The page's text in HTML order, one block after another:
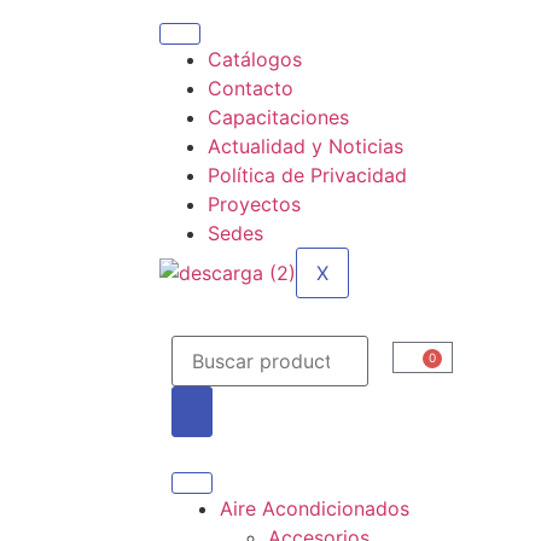
Catálogos
Contacto
Capacitaciones
Actualidad y Noticias
Política de Privacidad
Proyectos
Sedes
X
0
Aire Acondicionados